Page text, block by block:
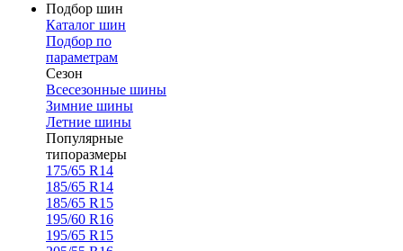
Подбор шин
Каталог шин
Подбор по
параметрам
Сезон
Всесезонные шины
Зимние шины
Летние шины
Популярные
типоразмеры
175/65 R14
185/65 R14
185/65 R15
195/60 R16
195/65 R15